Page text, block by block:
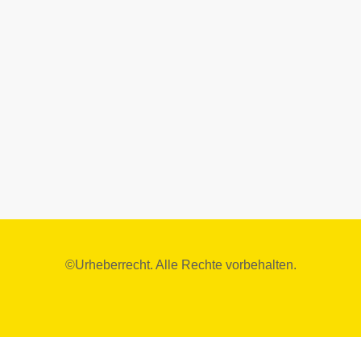
©Urheberrecht. Alle Rechte vorbehalten.